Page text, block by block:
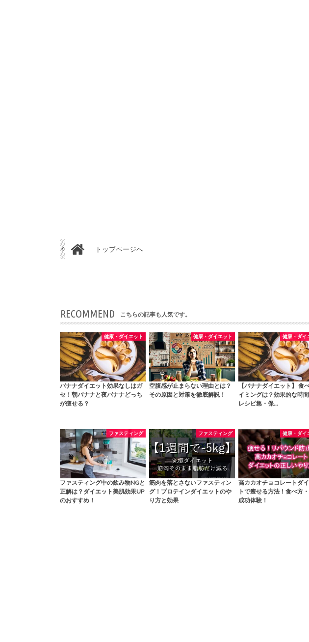
トップページへ
RECOMMEND こちらの記事も人気です。
健康・ダイエット
バナナダイエット効果なしはガ
セ！朝バナナと夜バナナどっち
が痩せる？
健康・ダイエット
空腹感が止まらない理由とは？
その原因と対策を徹底解説！
健康・ダイ
【バナナダイエット】 食
イミングは？効果的な時
レシピ集・保…
ファスティング
ファスティング中の飲み物NGと
正解は？ダイエット美肌効果UP
のおすすめ！
ファスティング
筋肉を落とさないファスティン
グ！プロテインダイエットのや
り方と効果
健康・ダイ
高カカオチョコレートダ
トで痩せる方法！食べ方・
成功体験！